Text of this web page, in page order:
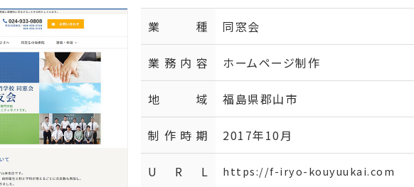
業種 同窓会
業務内容 ホームページ制作
地域 福島県郡山市
制作時期 2017年10月
U R L https://f-iryo-kouyuukai.com